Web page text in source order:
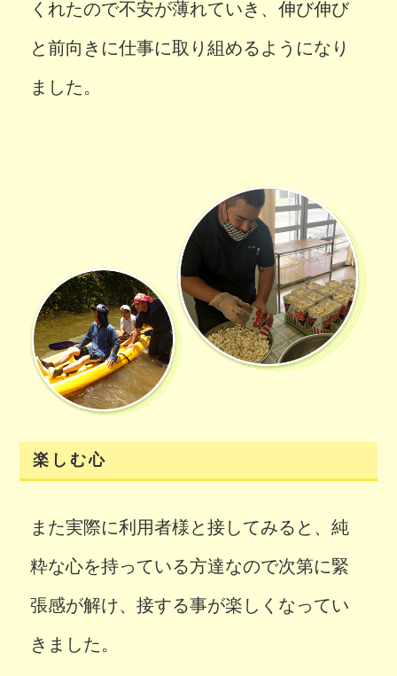
くれたので不安が薄れていき、伸び伸び
と前向きに仕事に取り組めるようになり
ました。
楽しむ心
また実際に利用者様と接してみると、純
粋な心を持っている方達なので次第に緊
張感が解け、接する事が楽しくなってい
きました。